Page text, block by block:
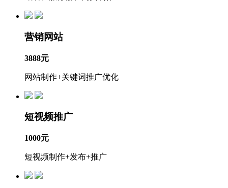
营销网站
3888元
网站制作+关键词推广优化
短视频推广
1000元
短视频制作+发布+推广